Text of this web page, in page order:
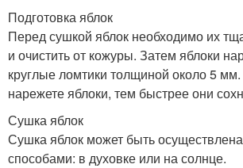
Подготовка яблок
Перед сушкой яблок необходимо их
и очистить от кожуры. Затем яблоки
круглые ломтики толщиной около 5
нарежете яблоки, тем быстрее они
Сушка яблок
Сушка яблок может быть
способами: в духовке или на солнце.